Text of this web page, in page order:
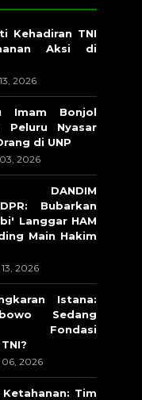
Kehadiran TNI
Aksi di
2026
Imam Bonjol
Peluru Nyasar
di UNP
2026
DANDIM
Bubarkan
Langgar HAM
Main Hakim
2026
Istana:
Sedang
Fondasi
06, 2026
Tim